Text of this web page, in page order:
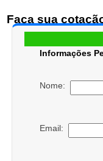
Faça sua
Informações
Nome:
Email: